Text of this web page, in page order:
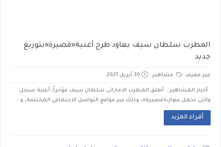
المطرب سلطان سيف يعاود طرح أغنية«قصيرة»بتوزيع
جديد
غير معرف مشاهير 30 أبريل 2021
أخبار المشاهير : أطلق المطرب الاماراتى سلطان سيف مؤخراً، أغنية سنجل
والتى تحمل عنوان«قصيرة»، وذلك عبر مواقع التواصل الاجتماعي المختلفة، و...
أقراء المزيد